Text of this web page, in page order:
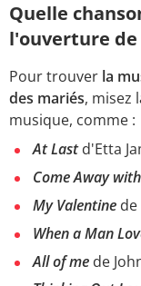
Quelle
l'ouverture de
Pour trouver la
des mariés, misez
musique, comme :
At Lastd'Etta
Come Away
My Valentine
When a Man
All of me de